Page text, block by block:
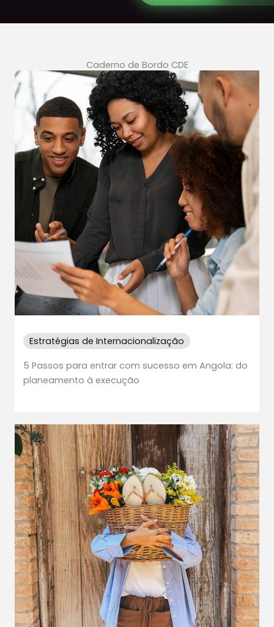
Caderno de Bordo CDE
Estratégias de Internacionalização
5 Passos para entrar com sucesso em Angola: do
planeamento à execução